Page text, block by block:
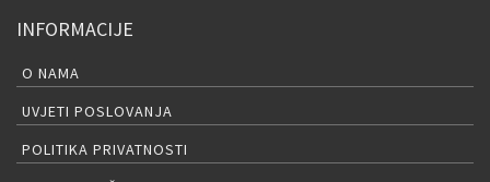
INFORMACIJE
O NAMA
UVJETI POSLOVANJA
POLITIKA PRIVATNOSTI